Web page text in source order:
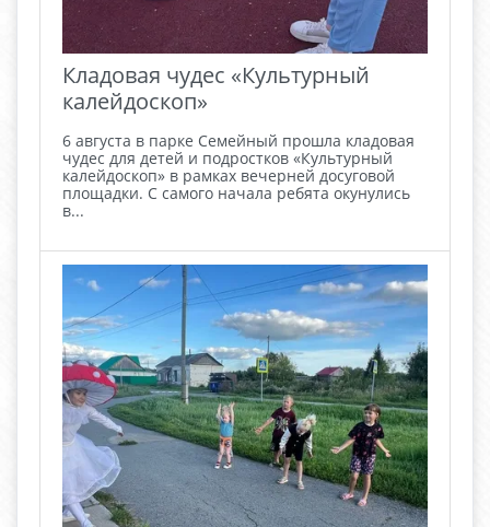
Кладовая чудес «Культурный
калейдоскоп»
6 августа в парке Семейный прошла кладовая
чудес для детей и подростков «Культурный
калейдоскоп» в рамках вечерней досуговой
площадки. С самого начала ребята окунулись
в...